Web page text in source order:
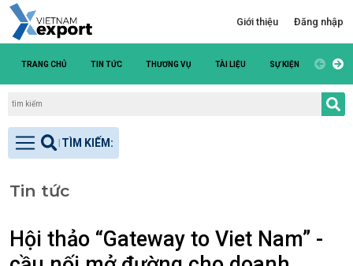
Giới thiệu Đăng nhập
TRANG CHỦ TIN TỨC THƯƠNG VỤ TÀI LIỆU SỰ KIỆN DANH
Tin tức
Hội thảo “Gateway to Viet Nam” -